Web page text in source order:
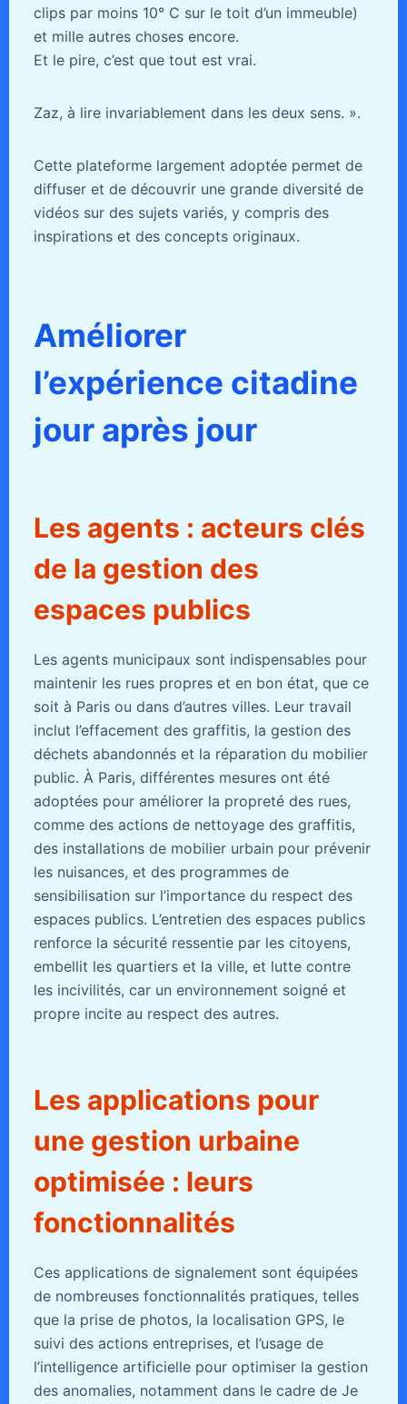
clips par moins 10° C sur le toit d’un immeuble)
et mille autres choses encore.
Et le pire, c’est que tout est vrai.
Zaz, à lire invariablement dans les deux sens. ».
Cette plateforme largement adoptée permet de
diffuser et de découvrir une grande diversité de
vidéos sur des sujets variés, y compris des
inspirations et des concepts originaux.
Améliorer
l’expérience citadine
jour après jour
Les agents : acteurs clés
de la gestion des
espaces publics
Les agents municipaux sont indispensables pour
maintenir les rues propres et en bon état, que ce
soit à Paris ou dans d’autres villes. Leur travail
inclut l’effacement des graffitis, la gestion des
déchets abandonnés et la réparation du mobilier
public. À Paris, différentes mesures ont été
adoptées pour améliorer la propreté des rues,
comme des actions de nettoyage des graffitis,
des installations de mobilier urbain pour prévenir
les nuisances, et des programmes de
sensibilisation sur l’importance du respect des
espaces publics. L’entretien des espaces publics
renforce la sécurité ressentie par les citoyens,
embellit les quartiers et la ville, et lutte contre
les incivilités, car un environnement soigné et
propre incite au respect des autres.
Les applications pour
une gestion urbaine
optimisée : leurs
fonctionnalités
Ces applications de signalement sont équipées
de nombreuses fonctionnalités pratiques, telles
que la prise de photos, la localisation GPS, le
suivi des actions entreprises, et l’usage de
l’intelligence artificielle pour optimiser la gestion
des anomalies, notamment dans le cadre de Je